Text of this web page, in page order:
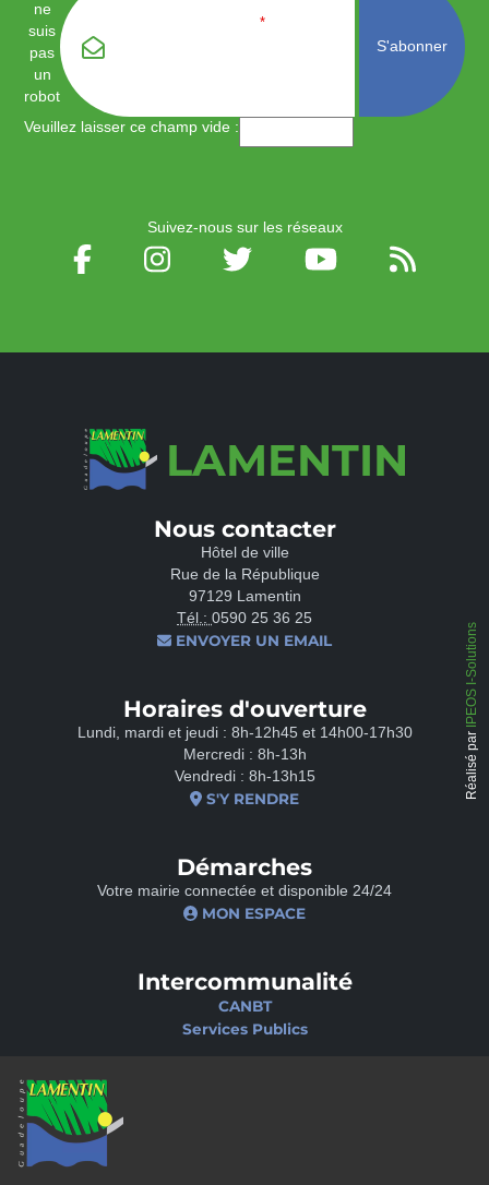
LAMENTIN
Nous contacter
Hôtel de ville
Rue de la République
97129 Lamentin
Tél.: 0590 25 36 25
ENVOYER UN EMAIL
Horaires d'ouverture
Lundi, mardi et jeudi : 8h-12h45 et 14h00-17h30
Mercredi : 8h-13h
Vendredi : 8h-13h15
S'Y RENDRE
Démarches
Votre mairie connectée et disponible 24/24
MON ESPACE
Intercommunalité
CANBT
Services Publics
ne
suis
pas
un
robot
*
Veuillez laisser ce champ vide :
Suivez-nous sur les réseaux
Réalisé par
IPEOS I-Solutions